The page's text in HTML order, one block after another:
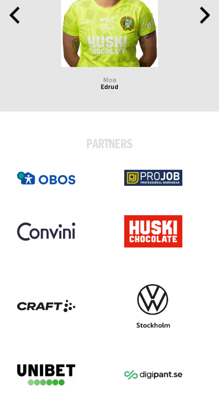
Moa
Edrud
PARTNERS